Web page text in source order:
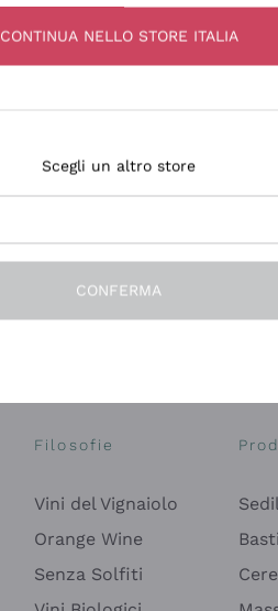
Filosofie
Vini del Vignaiolo
Orange Wine
Senza Solfiti
CONTINUA NELLO STORE ITALIA
Scegli un altro store
CONFERMA